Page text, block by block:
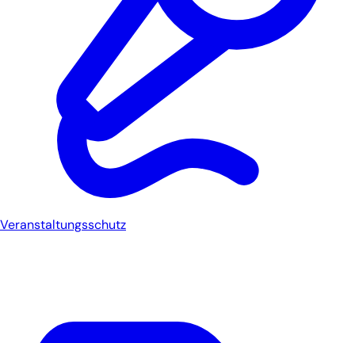
Veranstaltungsschutz